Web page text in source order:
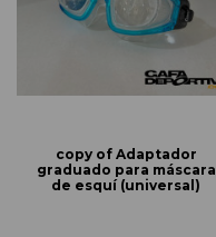
copy of Adaptador
graduado para máscara
de esquí (universal)